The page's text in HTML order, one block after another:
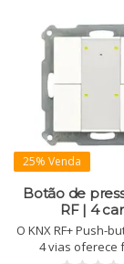
25% Venda
Botão de
RF | 4
O KNX RF+ Push-
4 vias oferece